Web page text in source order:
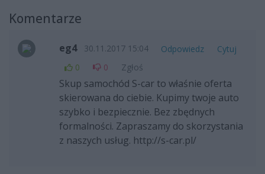
Komentarze
eg4 30.11.2017 15:04 Odpowiedz
Cytuj
0
0 Zgłoś
Skup samochód S-car to właśnie oferta
skierowana do ciebie. Kupimy twoje auto
szybko i bezpiecznie. Bez zbędnych
formalności. Zapraszamy do skorzystania
z naszych usług. http://s-car.pl/